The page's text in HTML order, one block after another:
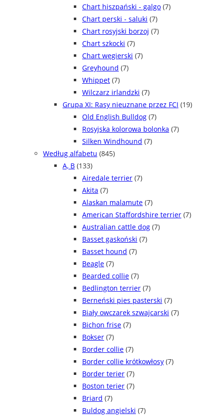
Chart hiszpański - galgo (7)
Chart perski - saluki (7)
Chart rosyjski borzoj (7)
Chart szkocki (7)
Chart węgierski (7)
Greyhound (7)
Whippet (7)
Wilczarz irlandzki (7)
Grupa XI: Rasy nieuznane przez FCI (19)
Old English Bulldog (7)
Rosyjska kolorowa bolonka (7)
Silken Windhound (7)
Według alfabetu (845)
A, B (133)
Airedale terrier (7)
Akita (7)
Alaskan malamute (7)
American Staffordshire terrier (7)
Australian cattle dog (7)
Basset gaskoński (7)
Basset hound (7)
Beagle (7)
Bearded collie (7)
Bedlington terrier (7)
Berneński pies pasterski (7)
Biały owczarek szwajcarski (7)
Bichon frise (7)
Bokser (7)
Border collie (7)
Border collie krótkowłosy (7)
Border terier (7)
Boston terier (7)
Briard (7)
Buldog angielski (7)